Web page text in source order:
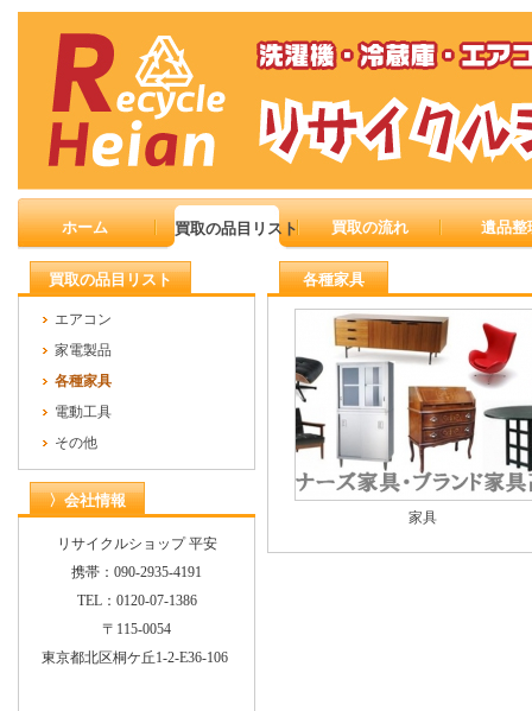
ホーム 買取の品目リスト 買取の流れ 遺品整
買取の品目リスト
エアコン
家電製品
各種家具
電動工具
その他
〉会社情報
リサイクルショップ 平安
携帯：090-2935-4191
TEL：0120-07-1386
〒115-0054
東京都北区桐ケ丘1-2-E36-106
各種家具
家具